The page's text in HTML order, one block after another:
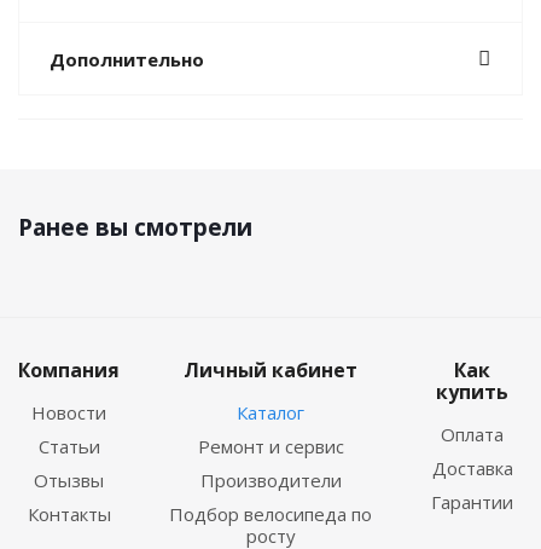
Дополнительно
Ранее вы смотрели
Компания
Новости
Статьи
Отызвы
Контакты
Личный кабинет
Каталог
Ремонт и сервис
Производители
Подбор велосипеда по
росту
Как
купить
Оплата
Доставка
Гарантии